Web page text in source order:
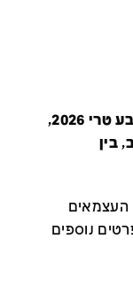
קטלוג זה מציג את כל משתתפי יריד צבע טרי 2026,
בין
העצמאים
נוספים